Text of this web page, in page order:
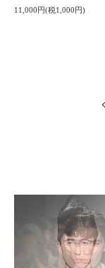
11,000円(税1,000円)